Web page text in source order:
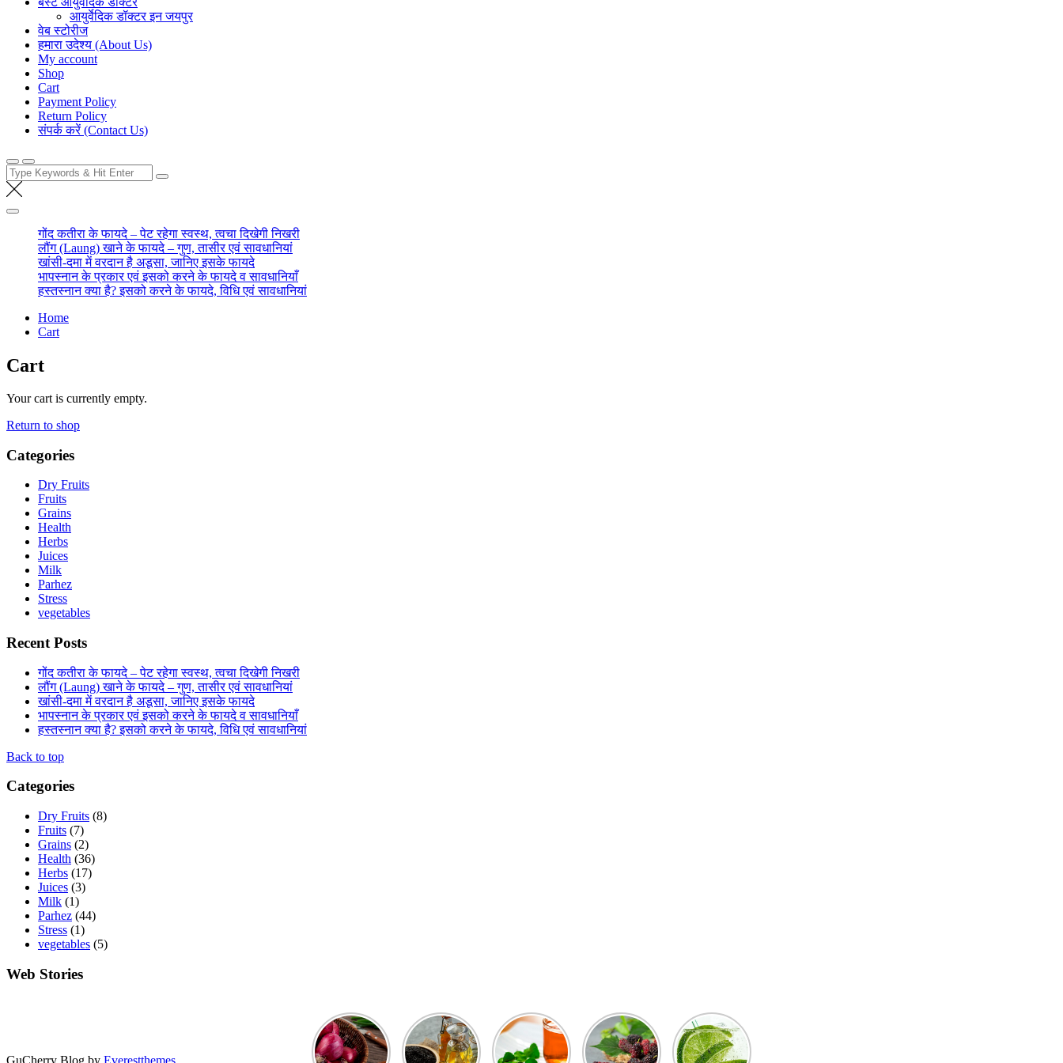
आयुर्वेदिक डॉक्टर इन जयपुर
वेब स्टोरीज
हमारा उदेश्य (About Us)
My account
Shop
Cart
Payment Policy
Return Policy
संपर्क करें (Contact Us)
Search
for:
गोंद कतीरा के फायदे – पेट रहेगा स्वस्थ, त्वचा दिखेगी निखरी
लौंग (Laung) खाने के फायदे – गुण, तासीर एवं सावधानियां
खांसी-दमा में वरदान है अडूसा, जानिए इसके फायदे
भापस्नान के प्रकार एवं इसको करने के फायदे व सावधानियाँ
हस्तस्नान क्या है? इसको करने के फायदे, विधि एवं सावधानियां
Home
Cart
Cart
Your cart is currently empty.
Return to shop
Categories
Dry Fruits
Fruits
Grains
Health
Herbs
Juices
Milk
Parhez
Stress
vegetables
Recent Posts
गोंद कतीरा के फायदे – पेट रहेगा स्वस्थ, त्वचा दिखेगी निखरी
लौंग (Laung) खाने के फायदे – गुण, तासीर एवं सावधानियां
खांसी-दमा में वरदान है अडूसा, जानिए इसके फायदे
भापस्नान के प्रकार एवं इसको करने के फायदे व सावधानियाँ
हस्तस्नान क्या है? इसको करने के फायदे, विधि एवं सावधानियां
Back to top
Categories
Dry Fruits (8)
Fruits (7)
Grains (2)
Health (36)
Herbs (17)
Juices (3)
Milk (1)
Parhez (44)
Stress (1)
vegetables (5)
Web Stories
GuCherry Blog by Everestthemes